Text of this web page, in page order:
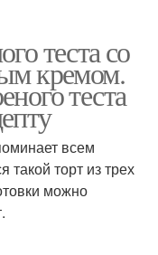
теста со
кремом.
теста
всем
такой торт из трех
можно